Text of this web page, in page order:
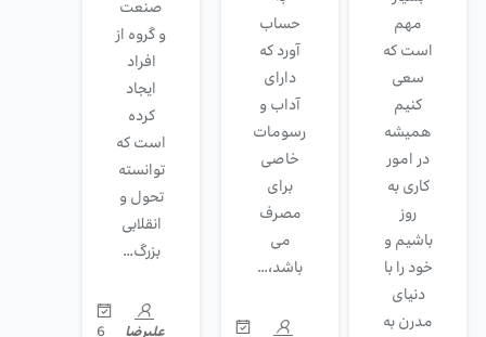
مهم
است که
سعی
کنیم
همیشه
در امور
کاری به
روز
باشیم و
خود را با
دنیای
مدرن به
حساب
آورد که
دارای
آداب و
رسومات
خاصی
برای
مصرف
می
باشد،…
صنعت
و گروه از
افراد
ایجاد
کرده
است که
توانسته
تحول و
انقلابی
بزرگ…